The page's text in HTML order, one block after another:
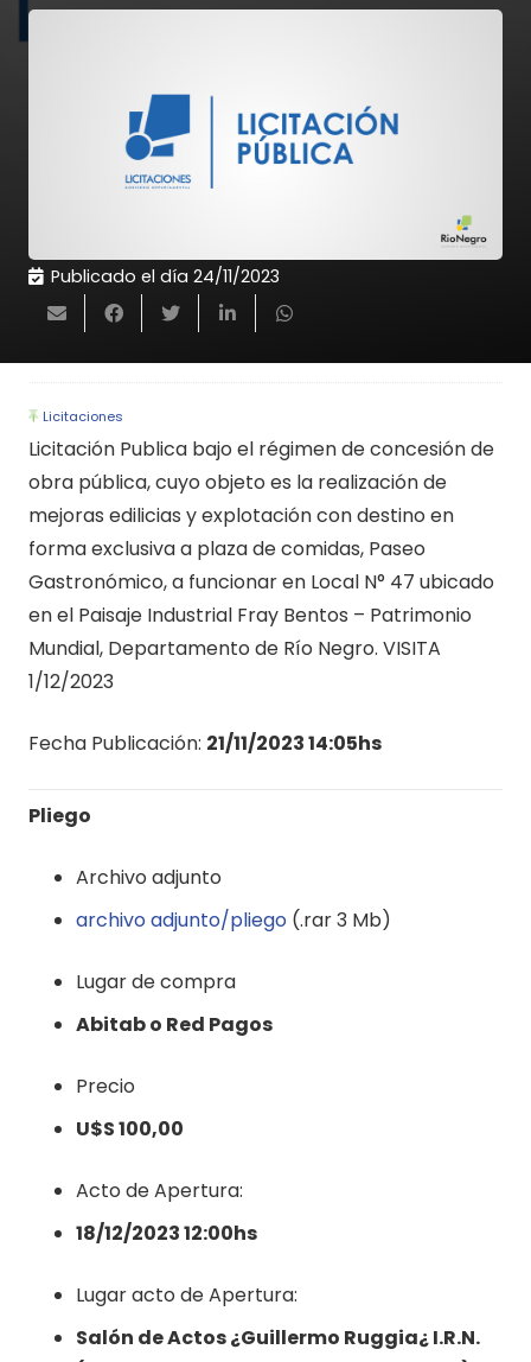
Publicado el día 24/11/2023
Licitaciones
Licitación Publica bajo el régimen de concesión de
obra pública, cuyo objeto es la realización de
mejoras edilicias y explotación con destino en
forma exclusiva a plaza de comidas, Paseo
Gastronómico, a funcionar en Local N° 47 ubicado
en el Paisaje Industrial Fray Bentos – Patrimonio
Mundial, Departamento de Río Negro. VISITA
1/12/2023
Fecha Publicación: 21/11/2023 14:05hs
Pliego
Archivo adjunto
archivo adjunto/pliego (.rar 3 Mb)
Lugar de compra
Abitab o Red Pagos
Precio
U$S 100,00
Acto de Apertura:
18/12/2023 12:00hs
Lugar acto de Apertura:
Salón de Actos ¿Guillermo Ruggia¿ I.R.N.